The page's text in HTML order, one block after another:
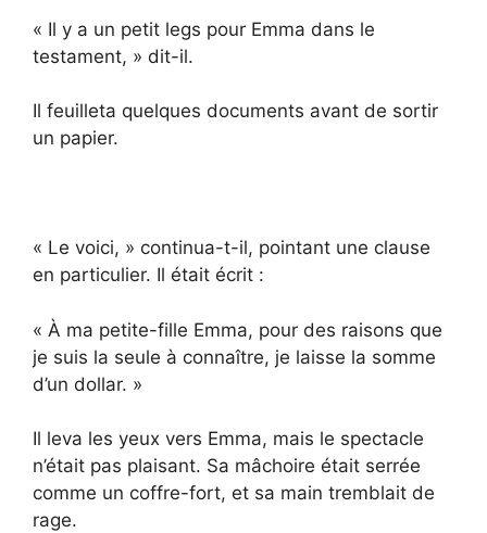
« Il y a un petit legs pour Emma dans le
testament, » dit-il.
Il feuilleta quelques documents avant de sortir
un papier.
« Le voici, » continua-t-il, pointant une clause
en particulier. Il était écrit :
« À ma petite-fille Emma, pour des raisons que
je suis la seule à connaître, je laisse la somme
d’un dollar. »
Il leva les yeux vers Emma, mais le spectacle
n’était pas plaisant. Sa mâchoire était serrée
comme un coffre-fort, et sa main tremblait de
rage.